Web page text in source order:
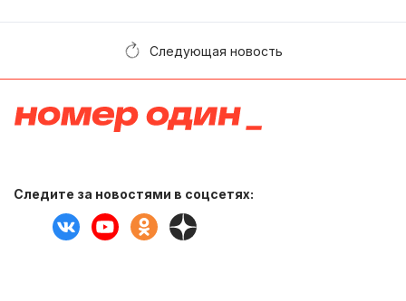
Следующая новость
Следите за новостями в соцсетях: